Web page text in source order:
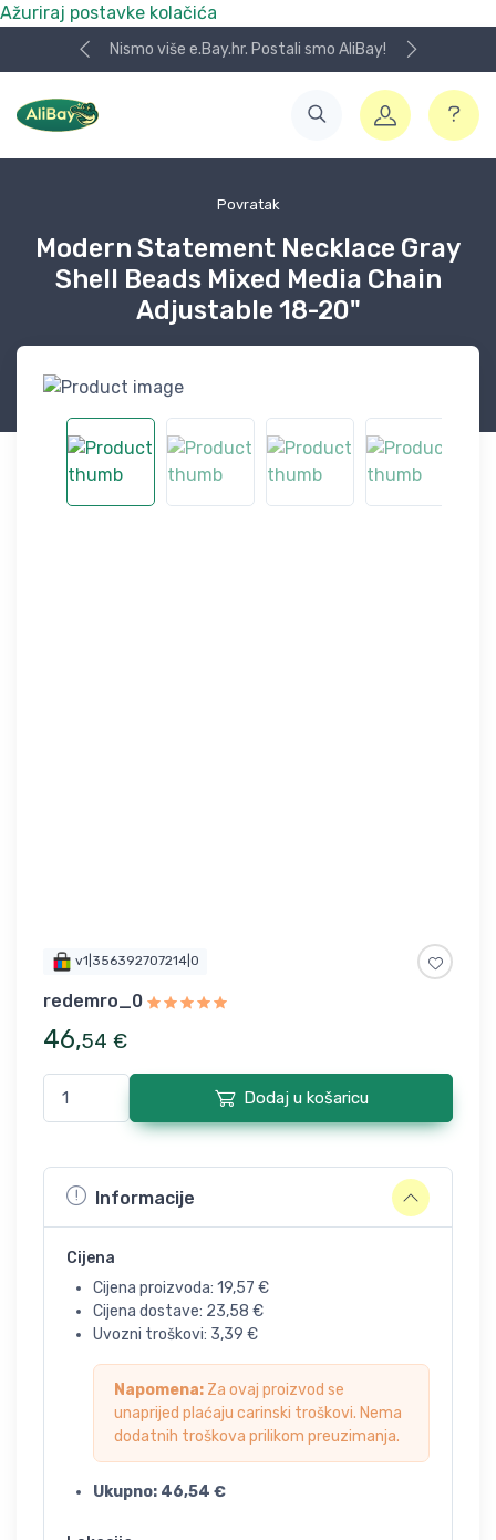
Ažuriraj postavke kolačića
Nismo više e.Bay.hr. Postali smo AliBay!
Povratak
Modern Statement Necklace Gray
Shell Beads Mixed Media Chain
Adjustable 18-20"
v1|356392707214|0
redemro_0
46,54 €
Dodaj u košaricu
Informacije
Cijena
Cijena proizvoda: 19,57 €
Cijena dostave: 23,58 €
Uvozni troškovi: 3,39 €
Napomena: Za ovaj proizvod se
unaprijed plaćaju carinski troškovi. Nema
dodatnih troškova prilikom preuzimanja.
Ukupno: 46,54 €